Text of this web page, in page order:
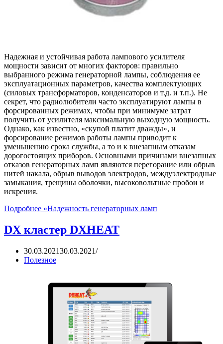
Надежная и устойчивая работа лампового усилителя
мощности зависит от многих факторов: правильно
выбранного режима генераторной лампы, соблюдения ее
эксплуатационных параметров, качества комплектующих
(силовых трансформаторов, конденсаторов и т.д. и т.п.). Не
секрет, что радиолюбители часто эксплуатируют лампы в
форсированных режимах, чтобы при минимуме затрат
получить от усилителя максимальную выходную мощность.
Однако, как известно, «скупой платит дважды», и
форсирование режимов работы лампы приводит к
уменьшению срока службы, а то и к внезапным отказам
дорогостоящих приборов. Основными причинами внезапных
отказов генераторных ламп являются перегорание или обрыв
нитей накала, обрыв выводов электродов, междуэлектродные
замыкания, трещины оболочки, высоковольтные пробои и
искрения.
Подробнее »Надежность генераторных ламп
DX кластер DXHEAT
30.03.202130.03.2021
Полезное